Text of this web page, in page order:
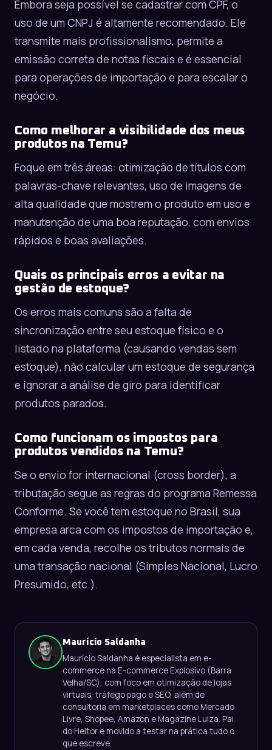
Embora seja possível se cadastrar com CPF, o
uso de um CNPJ é altamente recomendado. Ele
transmite mais profissionalismo, permite a
emissão correta de notas fiscais e é essencial
para operações de importação e para escalar o
negócio.
Como melhorar a visibilidade dos meus
produtos na Temu?
Foque em três áreas: otimização de títulos com
palavras-chave relevantes, uso de imagens de
alta qualidade que mostrem o produto em uso e
manutenção de uma boa reputação, com envios
rápidos e boas avaliações.
Quais os principais erros a evitar na
gestão de estoque?
Os erros mais comuns são a falta de
sincronização entre seu estoque físico e o
listado na plataforma (causando vendas sem
estoque), não calcular um estoque de segurança
e ignorar a análise de giro para identificar
produtos parados.
Como funcionam os impostos para
produtos vendidos na Temu?
Se o envio for internacional (cross border), a
tributação segue as regras do programa Remessa
Conforme. Se você tem estoque no Brasil, sua
empresa arca com os impostos de importação e,
em cada venda, recolhe os tributos normais de
uma transação nacional (Simples Nacional, Lucro
Presumido, etc.).
Maurício Saldanha
Maurício Saldanha é especialista em e-
commerce na E-commerce Explosivo (Barra
Velha/SC), com foco em otimização de lojas
virtuais, tráfego pago e SEO, além de
consultoria em marketplaces como Mercado
Livre, Shopee, Amazon e Magazine Luiza. Pai
do Heitor e movido a testar na prática tudo o
que escreve.